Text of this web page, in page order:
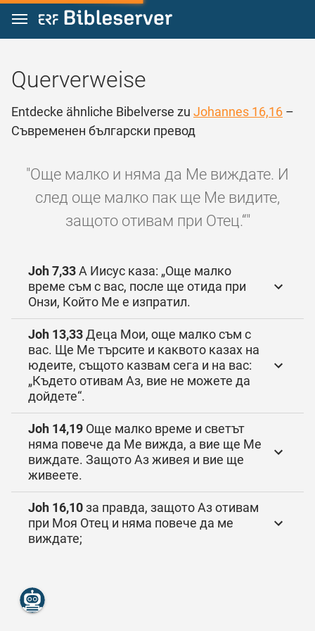
Zum Inhalt springen
Querverweise
Entdecke ähnliche Bibelverse zu Johannes 16,16 –
Съвременен български превод
"Още малко и няма да Ме виждате. И
след още малко пак ще Ме видите,
защото отивам при Отец.“"
Joh 7,33А Иисус каза: „Още малко
време съм с вас, после ще отида при
Онзи, Който Ме е изпратил.
Joh 13,33Деца Мои, още малко съм с
вас. Ще Ме търсите и каквото казах на
юдеите, същото казвам сега и на вас:
„Където отивам Аз, вие не можете да
дойдете“.
Joh 14,19 Още малко време и светът
няма повече да Ме вижда, а вие ще Ме
виждате. Защото Аз живея и вие ще
живеете.
Joh 16,10за правда, защото Аз отивам
при Моя Отец и няма повече да ме
виждате;